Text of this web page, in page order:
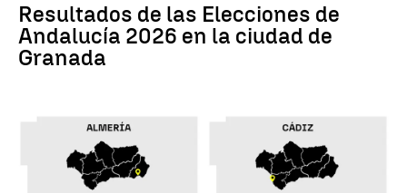
Resultados de las Elecciones de
Andalucía 2026 en la ciudad de
Granada